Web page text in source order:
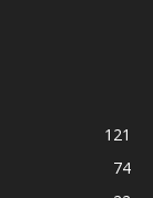
121
74